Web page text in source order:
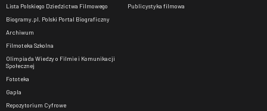
Lista Polskiego Dziedzictwa Filmowego
Biogramy.pl. Polski Portal Biograficzny
Archiwum
Filmoteka Szkolna
Olimpiada Wiedzy o Filmie i Komunikacji
Społecznej
Fototeka
Gapla
Repozytorium Cyfrowe
Publicystyka filmowa